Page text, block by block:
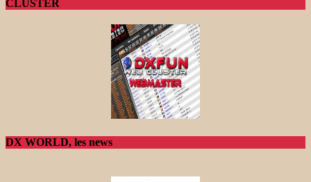
CLUSTER
DX WORLD, les news